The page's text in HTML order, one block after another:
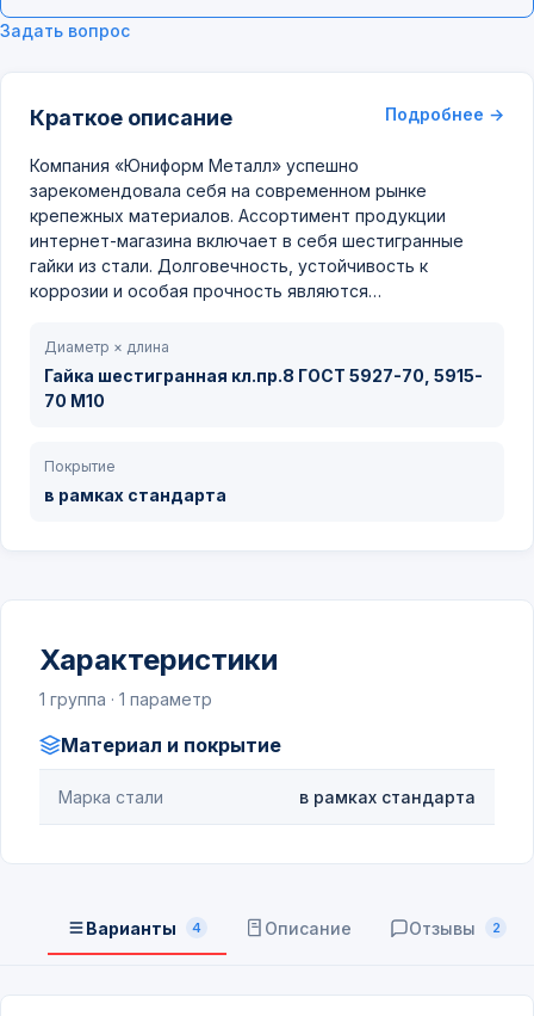
Краткое описание Подробнее →
Компания «Юниформ Металл» успешно
зарекомендовала себя на современном рынке
крепежных материалов. Ассортимент продукции
интернет-магазина включает в себя шестигранные
гайки из стали. Долговечность, устойчивость к
коррозии и особая прочность являются…
Диаметр × длина
Гайка шестигранная кл.пр.8 ГОСТ 5927-70, 5915-
70 М10
Покрытие
в рамках стандарта
Задать вопрос
Характеристики
1 группа · 1 параметр
Материал и покрытие
Марка стали в рамках стандарта
Варианты 4 Описание Отзывы 2